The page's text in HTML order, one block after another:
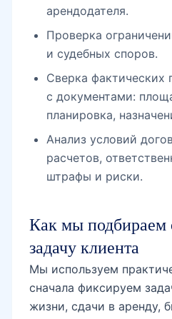
арендодателя.
Проверка
и судебных споров.
Сверка фактических
с документами:
планировка,
Анализ условий
расчетов,
штрафы и риски.
Как мы подбираем
задачу клиента
Мы используем
сначала фиксируем
жизни, сдачи в аренду,